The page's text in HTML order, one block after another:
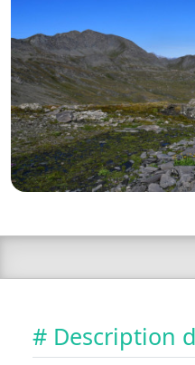
# Description